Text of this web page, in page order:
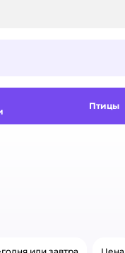
Птицы